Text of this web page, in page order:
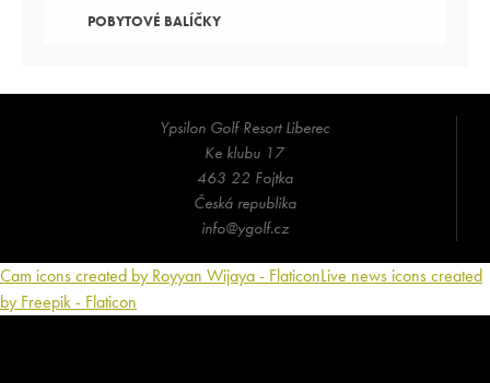
POBYTOVÉ BALÍČKY
Ypsilon Golf Resort Liberec
Ke klubu 17
463 22 Fojtka
Česká republika
info@ygolf.cz
Cam icons created by Royyan Wijaya - FlaticonLive news icons created
by Freepik - Flaticon